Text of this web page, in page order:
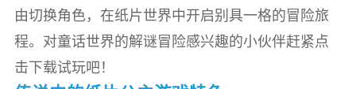
由切换角色，在纸片世界中开启别具一格的冒险旅
程。对童话世界的解谜冒险感兴趣的小伙伴赶紧点
击下载试玩吧！